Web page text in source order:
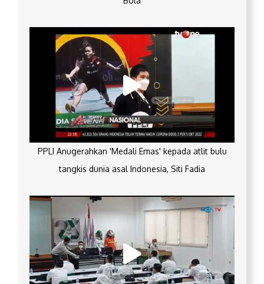
PPLI Anugerahkan 'Medali Emas' kepada atlit bulu
tangkis dunia asal Indonesia, Siti Fadia